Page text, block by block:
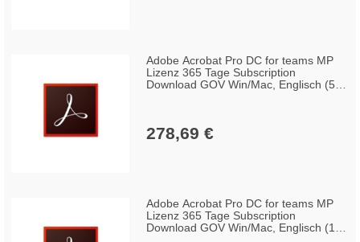
Adobe Acrobat Pro DC for teams MP
Lizenz 365 Tage Subscription
Download GOV Win/Mac, Englisch (50-
278,69 €
Adobe Acrobat Pro DC for teams MP
Lizenz 365 Tage Subscription
Download GOV Win/Mac, Englisch (10-